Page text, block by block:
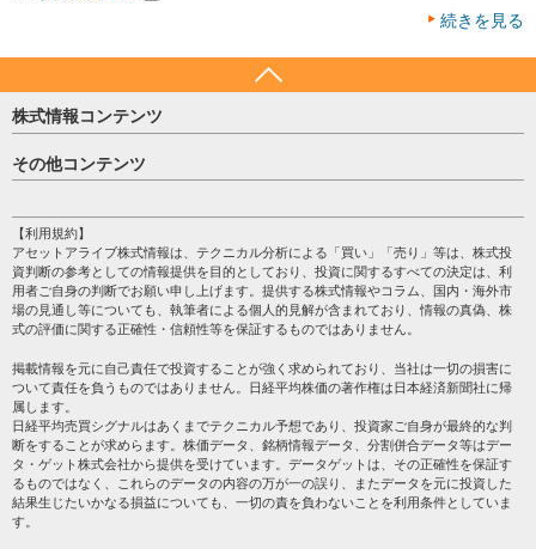
続きを見る
株式情報コンテンツ
日経平均
売買シグナル
株テーマ情報
海外市況
投資カレンダー
格付け情報
その他コンテンツ
個人情報保護方針
プライバシーポリシー
会社案内
サイトマップ
過去データ
【利用規約】
アセットアライブ株式情報は、テクニカル分析による「買い」「売り」等は、株式投
資判断の参考としての情報提供を目的としており、投資に関するすべての決定は、利
用者ご自身の判断でお願い申し上げます。提供する株式情報やコラム、国内・海外市
場の見通し等についても、執筆者による個人的見解が含まれており、情報の真偽、株
式の評価に関する正確性・信頼性等を保証するものではありません。
掲載情報を元に自己責任で投資することが強く求められており、当社は一切の損害に
ついて責任を負うものではありません。日経平均株価の著作権は日本経済新聞社に帰
属します。
日経平均売買シグナルはあくまでテクニカル予想であり、投資家ご自身が最終的な判
断をすることが求めらます。株価データ、銘柄情報データ、分割併合データ等はデー
タ・ゲット株式会社から提供を受けています。データゲットは、その正確性を保証す
るものではなく、これらのデータの内容の万が一の誤り、またデータを元に投資した
結果生じたいかなる損益についても、一切の責を負わないことを利用条件としていま
す。